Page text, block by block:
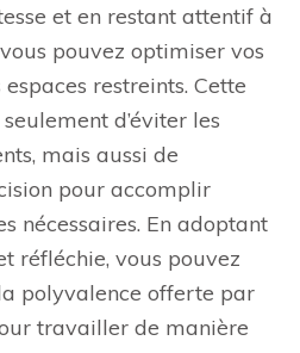
et en restant attentif à
pouvez optimiser vos
restreints. Cette
d’éviter les
mais aussi de
pour accomplir
nécessaires. En adoptant
réfléchie, vous pouvez
polyvalence offerte par
travailler de manière